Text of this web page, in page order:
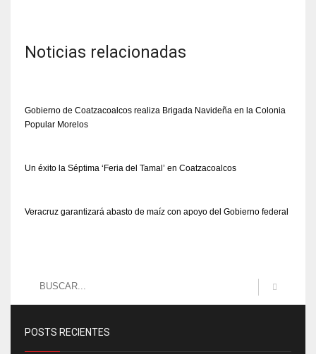
Noticias relacionadas
Gobierno de Coatzacoalcos realiza Brigada Navideña en la Colonia
Popular Morelos
Un éxito la Séptima ‘Feria del Tamal’ en Coatzacoalcos
Veracruz garantizará abasto de maíz con apoyo del Gobierno federal
POSTS RECIENTES